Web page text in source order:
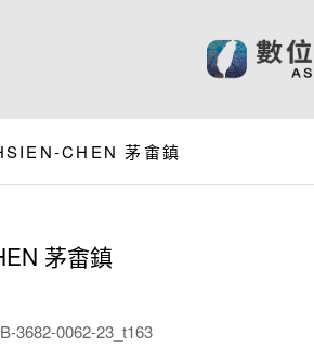
CHEN 茅畬鎮
茅畬鎮
3682-0062-23_t163